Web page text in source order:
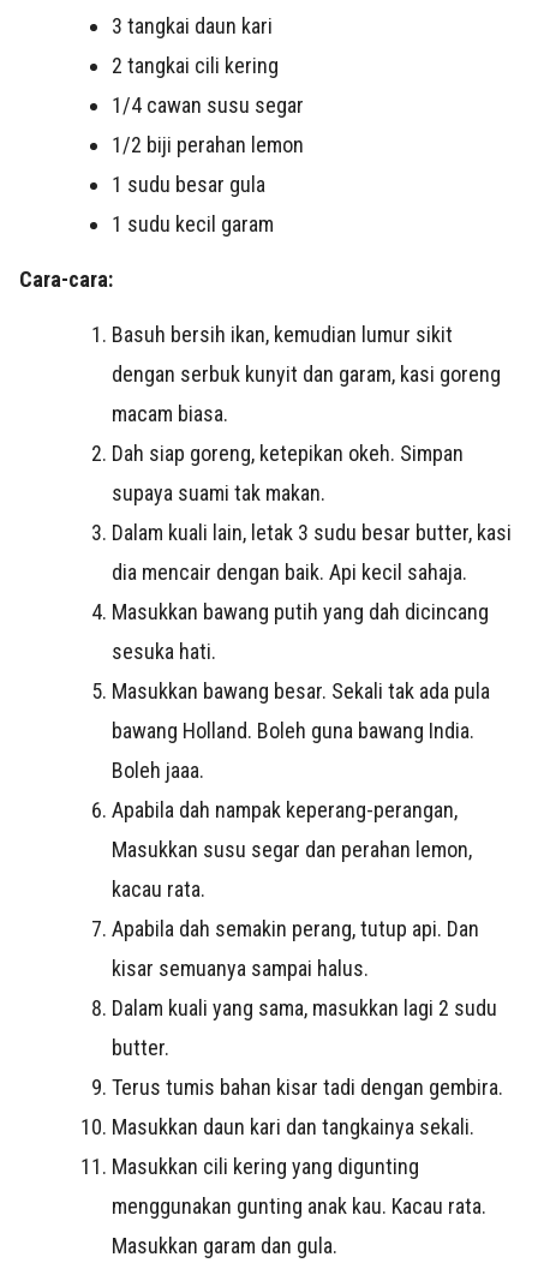
3 tangkai daun kari
2 tangkai cili kering
1/4 cawan susu segar
1/2 biji perahan lemon
1 sudu besar gula
1 sudu kecil garam
Cara-cara:
Basuh bersih ikan, kemudian lumur sikit
dengan serbuk kunyit dan garam, kasi goreng
macam biasa.
Dah siap goreng, ketepikan okeh. Simpan
supaya suami tak makan.
Dalam kuali lain, letak 3 sudu besar butter, kasi
dia mencair dengan baik. Api kecil sahaja.
Masukkan bawang putih yang dah dicincang
sesuka hati.
Masukkan bawang besar. Sekali tak ada pula
bawang Holland. Boleh guna bawang India.
Boleh jaaa.
Apabila dah nampak keperang-perangan,
Masukkan susu segar dan perahan lemon,
kacau rata.
Apabila dah semakin perang, tutup api. Dan
kisar semuanya sampai halus.
Dalam kuali yang sama, masukkan lagi 2 sudu
butter.
Terus tumis bahan kisar tadi dengan gembira.
Masukkan daun kari dan tangkainya sekali.
Masukkan cili kering yang digunting
menggunakan gunting anak kau. Kacau rata.
Masukkan garam dan gula.